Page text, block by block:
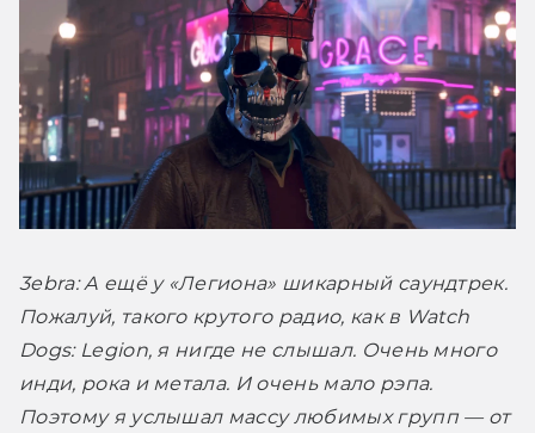
3ebra: А ещё у «Легиона» шикарный саундтрек.
Пожалуй, такого крутого радио, как в Watch
Dogs: Legion, я нигде не слышал. Очень много
инди, рока и метала. И очень мало рэпа.
Поэтому я услышал массу любимых групп — от